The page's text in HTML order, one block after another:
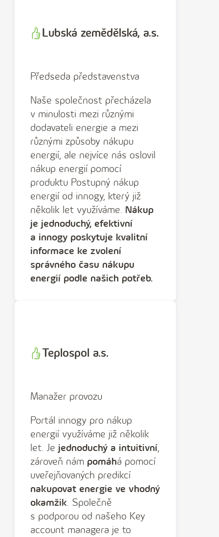
Lubská zemědělská, a.s.
Předseda představenstva
Naše společnost přecházela
v minulosti mezi různými
dodavateli energie a mezi
různými způsoby nákupu
energií, ale nejvíce nás oslovil
nákup energií pomocí
produktu Postupný nákup
energií od innogy, který již
několik let využíváme. Nákup
je jednoduchý, efektivní
a innogy poskytuje kvalitní
informace ke zvolení
správného času nákupu
energií podle našich potřeb.
Teplospol a.s.
Manažer provozu
Portál innogy pro nákup
energií využíváme již několik
let. Je jednoduchý a intuitivní,
zároveň nám pomáhá pomocí
uveřejňovaných predikcí
nakupovat energie ve vhodný
okamžik. Společně
s podporou od našeho Key
account managera je to